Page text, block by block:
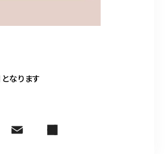
なります